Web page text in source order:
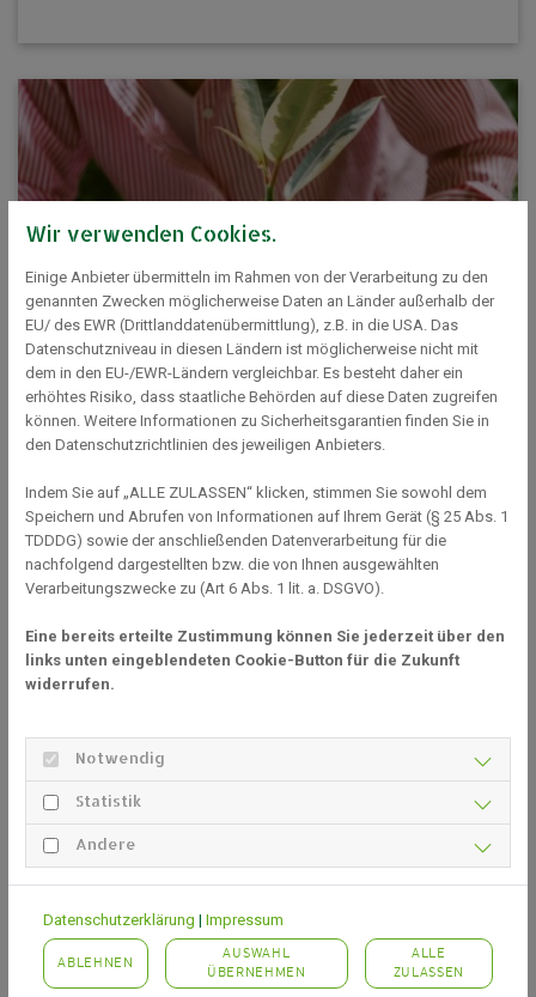
Gärtner oder Gärtnerin werden – sieben Wege
zu deinem grünen Traumberuf
Uralt, von jeder Zeitepoche geprägt und inzwischen in viele
Fachrichtungen aufgegliedert, erfährt das Berufsbild Gärtner
oder Gärtnerin in u...
Gärtner:in: Ein Job mit Perspektive!
Wir verwenden Cookies.
Einige Anbieter übermitteln im Rahmen von der Verarbeitung zu den
genannten Zwecken möglicherweise Daten an Länder außerhalb der
EU/ des EWR (Drittlanddatenübermittlung), z.B. in die USA. Das
Datenschutzniveau in diesen Ländern ist möglicherweise nicht mit
dem in den EU-/EWR-Ländern vergleichbar. Es besteht daher ein
erhöhtes Risiko, dass staatliche Behörden auf diese Daten zugreifen
können. Weitere Informationen zu Sicherheitsgarantien finden Sie in
den Datenschutzrichtlinien des jeweiligen Anbieters.
Indem Sie auf „ALLE ZULASSEN“ klicken, stimmen Sie sowohl dem
Speichern und Abrufen von Informationen auf Ihrem Gerät (§ 25 Abs. 1
TDDDG) sowie der anschließenden Datenverarbeitung für die
nachfolgend dargestellten bzw. die von Ihnen ausgewählten
Verarbeitungszwecke zu (Art 6 Abs. 1 lit. a. DSGVO).
Eine bereits erteilte Zustimmung können Sie jederzeit über den
links unten eingeblendeten Cookie-Button für die Zukunft
widerrufen.
Notwendig
Statistik
Andere
Datenschutzerklärung | Impressum
ABLEHNEN
AUSWAHL
ÜBERNEHMEN
ALLE
ZULASSEN